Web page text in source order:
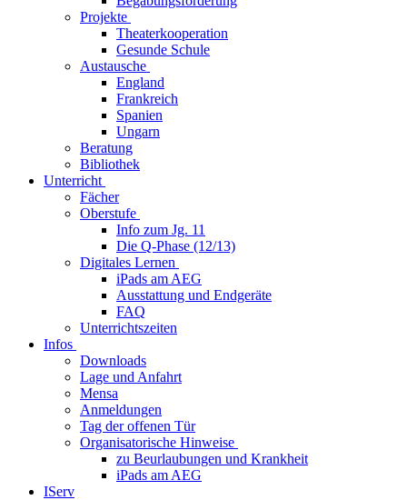
Projekte
Theaterkooperation
Gesunde Schule
Austausche
England
Frankreich
Spanien
Ungarn
Beratung
Bibliothek
Unterricht
Fächer
Oberstufe
Info zum Jg. 11
Die Q-Phase (12/13)
Digitales Lernen
iPads am AEG
Ausstattung und Endgeräte
FAQ
Unterrichtszeiten
Infos
Downloads
Lage und Anfahrt
Mensa
Anmeldungen
Tag der offenen Tür
Organisatorische Hinweise
zu Beurlaubungen und Krankheit
iPads am AEG
IServ